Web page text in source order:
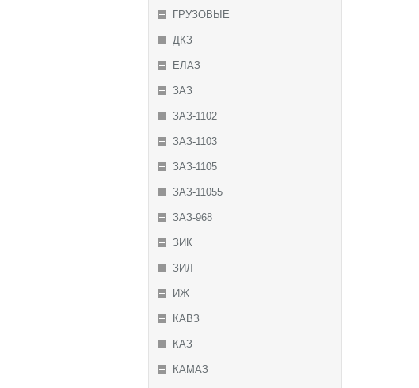
ГРУЗОВЫЕ
ДКЗ
ЕЛАЗ
ЗАЗ
ЗАЗ-1102
ЗАЗ-1103
ЗАЗ-1105
ЗАЗ-11055
ЗАЗ-968
ЗИК
ЗИЛ
ИЖ
КАВЗ
КАЗ
КАМАЗ